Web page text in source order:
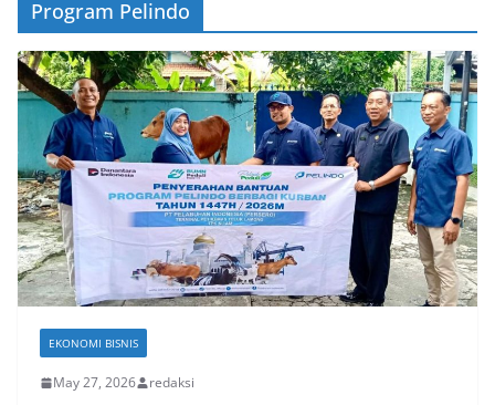
Program Pelindo
EKONOMI BISNIS
May 27, 2026 redaksi